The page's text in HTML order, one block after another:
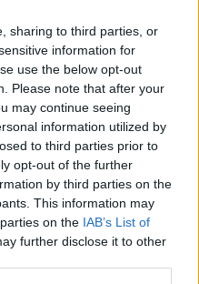
sharing to third parties, or
information for
use the below opt-out
Please note that after your
may continue seeing
information utilized by
to third parties prior to
opt-out of the further
by third parties on the
This information may
on the IAB’s List of
further disclose it to other
23χρονος
μέσα σε
να αναζητήσει
το νομικό